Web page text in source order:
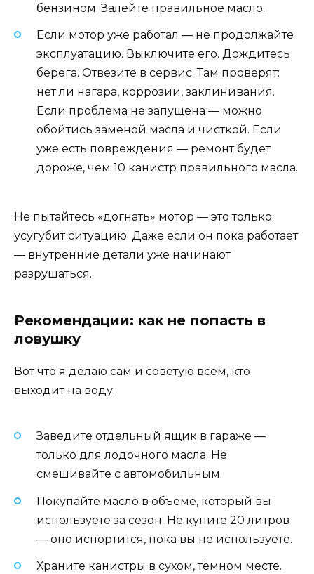
бензином. Залейте правильное масло.
Если мотор уже работал — не продолжайте
эксплуатацию. Выключите его. Дождитесь
берега. Отвезите в сервис. Там проверят:
нет ли нагара, коррозии, заклинивания.
Если проблема не запущена — можно
обойтись заменой масла и чисткой. Если
уже есть повреждения — ремонт будет
дороже, чем 10 канистр правильного масла.
Не пытайтесь «догнать» мотор — это только
усугубит ситуацию. Даже если он пока работает
— внутренние детали уже начинают
разрушаться.
Рекомендации: как не попасть в
ловушку
Вот что я делаю сам и советую всем, кто
выходит на воду:
Заведите отдельный ящик в гараже —
только для лодочного масла. Не
смешивайте с автомобильным.
Покупайте масло в объёме, который вы
используете за сезон. Не купите 20 литров
— оно испортится, пока вы не используете.
Храните канистры в сухом, тёмном месте.